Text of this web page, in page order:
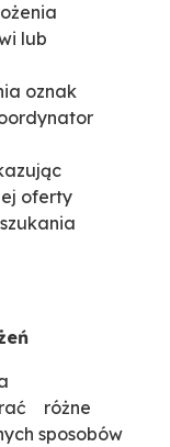
lub
oznak
oferty
różne
sposobów